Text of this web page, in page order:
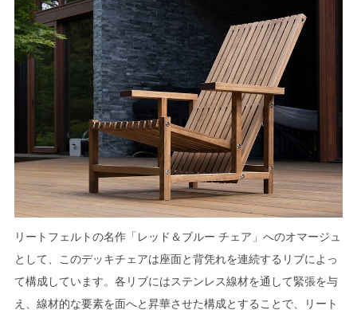
リートフェルトの名作「レッド＆ブルー チェア」へのオマージュ
として、このデッキチェアは座面と背凭れを連続するリブによっ
て構成しています。各リブにはステンレス線材を通して緊張を与
え、線材的な要素を面へと昇華させた構成とすることで、リート